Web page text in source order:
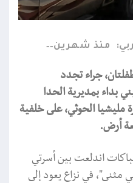
منذ شهرين
جراء تجدد
بداء بمديرية الحدا
الحوثي، على خلفية
أرض.
اندلعت بين أسرتي
في نزاع يعود إلى